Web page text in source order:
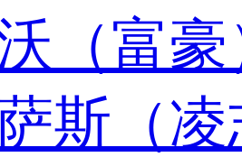
（富豪
斯（